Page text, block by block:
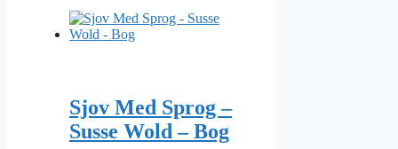
Sjov Med Sprog –
Susse Wold – Bog